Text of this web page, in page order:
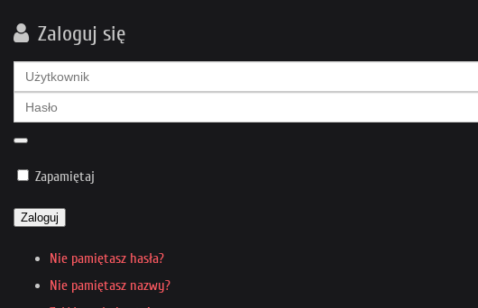
Zaloguj się
Zapamiętaj
Zaloguj
Nie pamiętasz hasła?
Nie pamiętasz nazwy?